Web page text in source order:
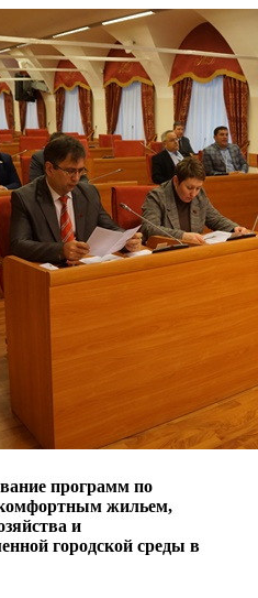
программ по
жильем,
и
городской среды в